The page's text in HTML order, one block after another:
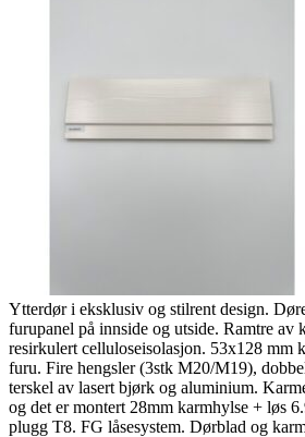
Ytterdør i eksklusiv og stilrent design.
furupanel på innside og utside. Ramtre
resirkulert celluloseisolasjon. 53x128 mm
furu. Fire hengsler (3stk M20/M19),
terskel av lasert bjørk og aluminium.
og det er montert 28mm karmhylse + løs
plugg T8. FG låsesystem. Dørblad og